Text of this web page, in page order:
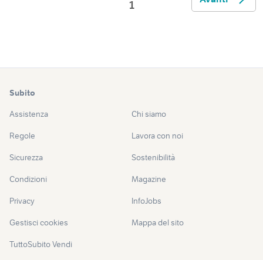
1
Subito
Assistenza
Regole
Sicurezza
Condizioni
Privacy
Gestisci cookies
TuttoSubito Vendi
Chi siamo
Lavora con noi
Sostenibilità
Magazine
InfoJobs
Mappa del sito